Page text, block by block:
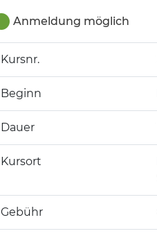
Anmeldung möglich
Kursnr.
Beginn
Dauer
Kursort
Gebühr